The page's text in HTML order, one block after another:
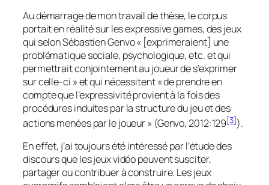
Au démarrage de mon travail de thèse, le corpus
portait en réalité sur lesexpressive games, des jeux
qui selon Sébastien Genvo « [exprimeraient] une
problématique sociale, psychologique, etc. et qui
permettrait conjointement au joueur de s’exprimer
sur celle-ci » et qui nécessitent « de prendre en
compte que l’expressivité provient à la fois des
procédures induites par la structure du jeu et des
actions menées par le joueur » (Genvo, 2012:129[3]).
En effet, j’ai toujours été intéressé par l’étude des
discours que les jeux vidéo peuvent susciter,
partager ou contribuer à construire. Les jeux